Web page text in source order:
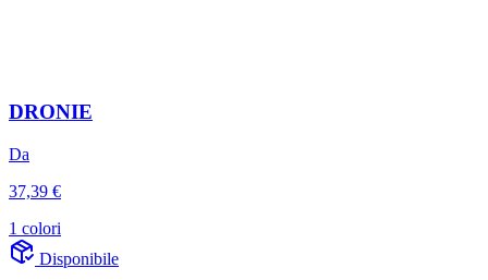
DRONIE
Da
37,39 €
1 colori
Disponibile